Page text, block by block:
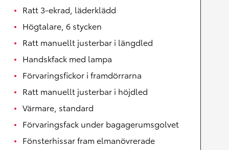
Ratt 3-ekrad, läderklädd
Högtalare, 6 stycken
Ratt manuellt justerbar i längdled
Handskfack med lampa
Förvaringsfickor i framdörrarna
Ratt manuellt justerbar i höjdled
Värmare, standard
Förvaringsfack under bagagerumsgolvet
Fönsterhissar fram elmanövrerade